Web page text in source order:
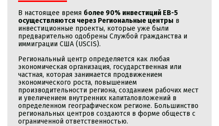
В настоящее время более 90% инвестиций EB-5
осуществляются через Региональные центры в
инвестиционные проекты, которые уже были
предварительно одобрены Службой гражданства и
иммиграции США (USCIS).
Региональный центр определяется как любая
экономическая организация, государственная или
частная, которая занимается продвижением
экономического роста, повышением
производительности региона, созданием рабочих мест
и увеличением внутренних капиталовложений в
определенном географическом регионе. Большинство
региональных центров создаются в форме обществ с
ограниченной ответственностью.